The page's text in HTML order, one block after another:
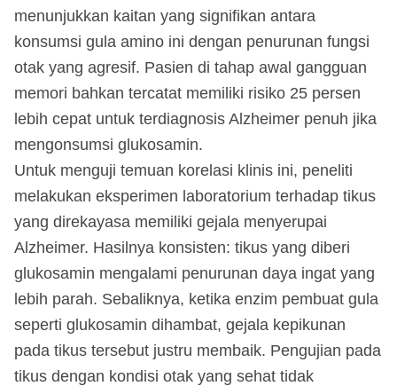
menunjukkan kaitan yang signifikan antara
konsumsi gula amino ini dengan penurunan fungsi
otak yang agresif. Pasien di tahap awal gangguan
memori bahkan tercatat memiliki risiko 25 persen
lebih cepat untuk terdiagnosis Alzheimer penuh jika
mengonsumsi glukosamin.
Untuk menguji temuan korelasi klinis ini, peneliti
melakukan eksperimen laboratorium terhadap tikus
yang direkayasa memiliki gejala menyerupai
Alzheimer. Hasilnya konsisten: tikus yang diberi
glukosamin mengalami penurunan daya ingat yang
lebih parah. Sebaliknya, ketika enzim pembuat gula
seperti glukosamin dihambat, gejala kepikunan
pada tikus tersebut justru membaik. Pengujian pada
tikus dengan kondisi otak yang sehat tidak